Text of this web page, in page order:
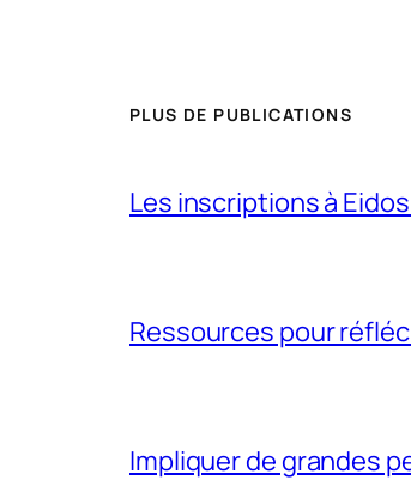
PLUS DE PUBLICATIONS
Les inscriptions à
Ressources pour
Impliquer de grandes